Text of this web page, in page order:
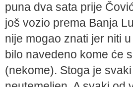
puna dva sata prije
još vozio prema Banja
nije mogao znati jer niti
bilo navedeno kome će
(nekome). Stoga je